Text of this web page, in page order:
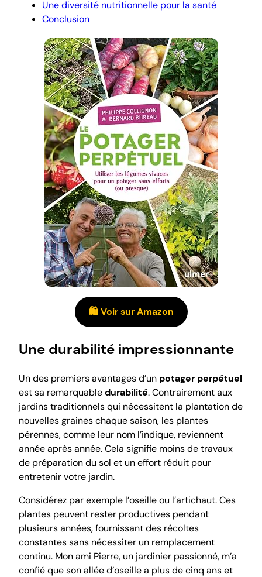
Une diversité nutritionnelle pour la santé
Conclusion
🛍️ Voir sur Amazon
Une durabilité impressionnante
Un des premiers avantages d’un potager perpétuel
est sa remarquabledurabilité. Contrairement aux
jardins traditionnels qui nécessitent la plantation de
nouvelles graines chaque saison, les plantes
pérennes, comme leur nom l’indique, reviennent
année après année. Cela signifie moins de travaux
de préparation du sol et un effort réduit pour
entretenir votre jardin.
Considérez par exemple l’oseille ou l’artichaut. Ces
plantes peuvent rester productives pendant
plusieurs années, fournissant des récoltes
constantes sans nécessiter un remplacement
continu. Mon ami Pierre, un jardinier passionné, m’a
confié que son allée d’oseille a plus de cinq ans et